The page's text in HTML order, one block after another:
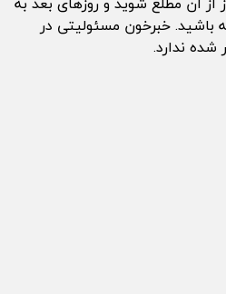
خبرخون مسئولیتی در
ندارد.